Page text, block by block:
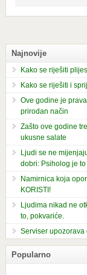
Najnovije
Kako se riješiti
Kako se riješiti i
Ove godine je
prirodan način
Zašto ove godine
ukusne salate
Ljudi se ne
dobri: Psiholog je
Namirnica koja
KORISTI!
Ljudima nikad ne
to, pokvariće.
Serviser upozorava
Popularno